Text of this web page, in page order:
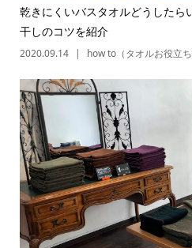
乾きにくいバスタオルどうしたら
干しのコツを紹介
2020.09.14 how to（タオルお役立ち